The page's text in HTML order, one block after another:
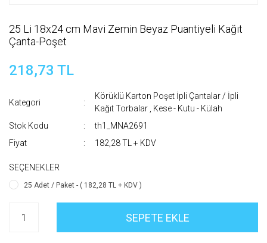
25 Li 18x24 cm Mavi Zemin Beyaz Puantiyeli Kağıt
Çanta-Poşet
218,73 TL
Kategori
Körüklü Karton Poşet İpli Çantalar / İpli
Kağıt Torbalar
Kese - Kutu - Külah
Stok Kodu
th1_MNA2691
Fiyat
182,28 TL + KDV
SEÇENEKLER
25 Adet / Paket - ( 182,28 TL + KDV )
SEPETE EKLE